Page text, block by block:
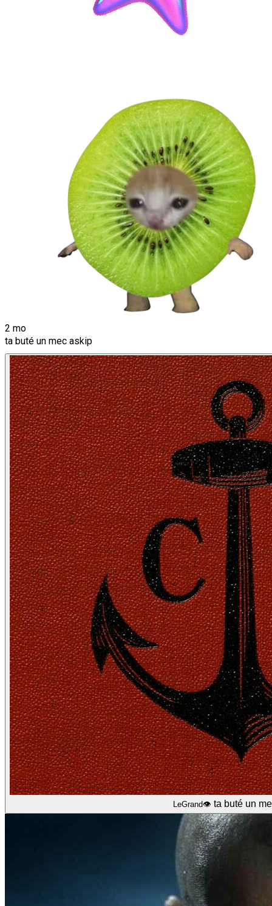
2 mo
ta buté un mec askip
LeGrand👁️ ta buté un